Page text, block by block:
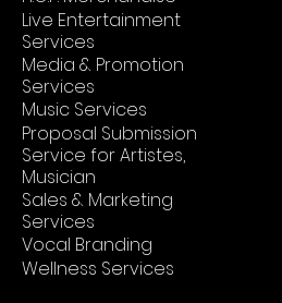
Live Entertainment
Services
Media & Promotion
Services
Music Services
Proposal Submission
Service for Artistes,
Musician
Sales & Marketing
Services
Vocal Branding
Wellness Services